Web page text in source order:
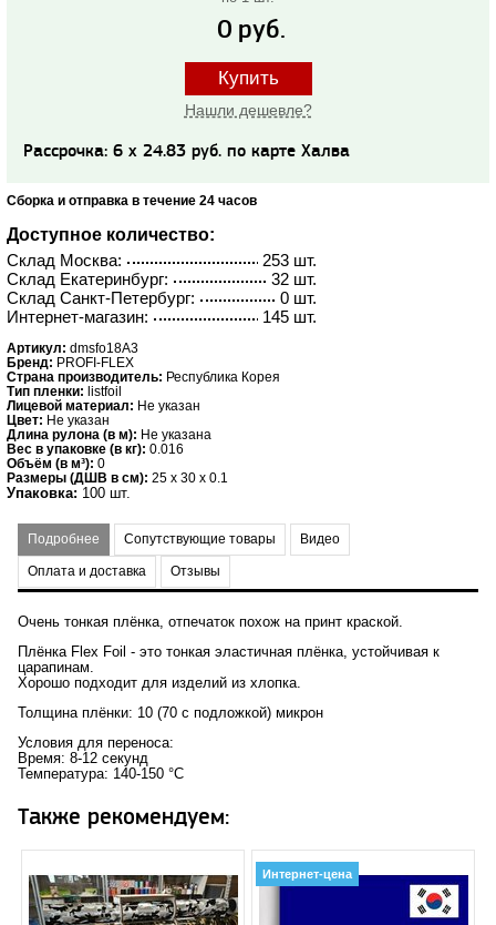
0 руб.
Купить
Нашли дешевле?
Рассрочка: 6 x 24.83 руб. по карте Халва
Сборка и отправка в течение 24 часов
Доступное количество:
253 шт.
Склад Москва:
32 шт.
Склад Екатеринбург:
0 шт.
Склад Санкт-Петербург:
145 шт.
Интернет-магазин:
Артикул: dmsfo18A3
Бренд: PROFI-FLEX
Страна производитель: Республика Корея
Тип пленки: listfoil
Лицевой материал: Не указан
Цвет: Не указан
Длина рулона (в м): Не указана
Вес в упаковке (в кг): 0.016
Объём (в м³): 0
Размеры (ДШВ в см): 25 x 30 x 0.1
Упаковка: 100 шт.
Подробнее Сопутствующие товары Видео
Оплата и доставка Отзывы
Очень тонкая плёнка, отпечаток похож на принт краской.
Плёнка Flex Foil - это тонкая эластичная плёнка, устойчивая к
царапинам.
Хорошо подходит для изделий из хлопка.
Толщина плёнки: 10 (70 с подложкой) микрон
Условия для переноса:
Время: 8-12 секунд
Температура: 140-150 °C
Также рекомендуем:
Интернет-цена